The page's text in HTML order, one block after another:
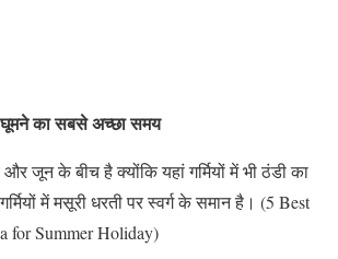
घूमने का सबसे अच्छा समय
जून के बीच है क्योंकि यहां गर्मियों में भी ठंडी का
में मसूरी धरती पर स्वर्ग के समान है। (5 Best
for Summer Holiday)